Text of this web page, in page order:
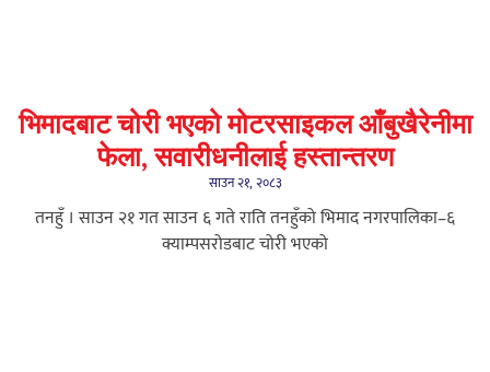
भिमादबाट चोरी भएको मोटरसाइकल आँबुखैरेनीमा
फेला, सवारीधनीलाई हस्तान्तरण
साउन २१, २०८३
तनहुँ । साउन २१ गत साउन ६ गते राति तनहुँको भिमाद नगरपालिका–६
क्याम्पसरोडबाट चोरी भएको